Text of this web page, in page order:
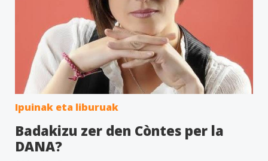
Ipuinak eta liburuak
Badakizu zer den Còntes per la
DANA?